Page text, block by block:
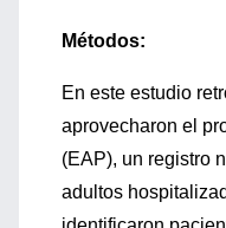
Métodos:
En este estudio
aprovecharon el
(EAP), un registro
adultos